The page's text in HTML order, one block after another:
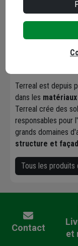
Marque
Terreal est depuis
dans les
Terreal crée des
responsables pour
grands domaines
structure et
Tous les produits
Contact
et